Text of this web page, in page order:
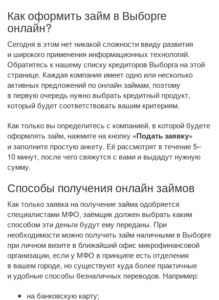
Как оформить займ в Выборге
онлайн?
Сегодня в этом нет никакой сложности ввиду развития
и широкого применения информационных технологий.
Обратитесь к нашему списку кредиторов Выборга на этой
странице. Каждая компания имеет одно или несколько
активных предложений по онлайн займам, поэтому
в первую очередь нужно выбрать кредитный продукт,
который будет соответствовать вашим критериям.
Как только вы определитесь с компанией, в которой будете
оформлять займ, нажмите на кнопку «Подать заявку»
и заполните простую анкету. Её рассмотрят в течение 5–
10 минут, после чего свяжутся с вами и выдадут нужную
сумму.
Способы получения онлайн займов
Как только заявка на получение займа одобряется
специалистами МФО, заёмщик должен выбрать каким
способом эти деньги будут ему переданы. При
необходимости можно получить займ наличными в Выборге
при личном визите в ближайший офис микрофинансовой
организации, если у МФО в принципе есть отделения
в вашем городе, но существуют куда более практичные
и удобные способы безналичных переводов. Например:
на банковскую карту;